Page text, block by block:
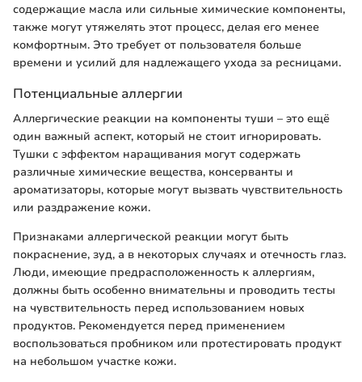
содержащие масла или сильные химические компоненты,
также могут утяжелять этот процесс, делая его менее
комфортным. Это требует от пользователя больше
времени и усилий для надлежащего ухода за ресницами.
Потенциальные аллергии
Аллергические реакции на компоненты туши – это ещё
один важный аспект, который не стоит игнорировать.
Тушки с эффектом наращивания могут содержать
различные химические вещества, консерванты и
ароматизаторы, которые могут вызвать чувствительность
или раздражение кожи.
Признаками аллергической реакции могут быть
покраснение, зуд, а в некоторых случаях и отечность глаз.
Люди, имеющие предрасположенность к аллергиям,
должны быть особенно внимательны и проводить тесты
на чувствительность перед использованием новых
продуктов. Рекомендуется перед применением
воспользоваться пробником или протестировать продукт
на небольшом участке кожи.